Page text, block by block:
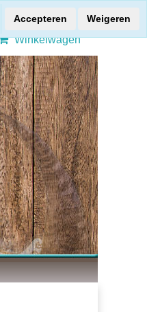
Winkelwagen
Accepteren Weigeren